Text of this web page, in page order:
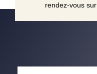
rendez-vous sur